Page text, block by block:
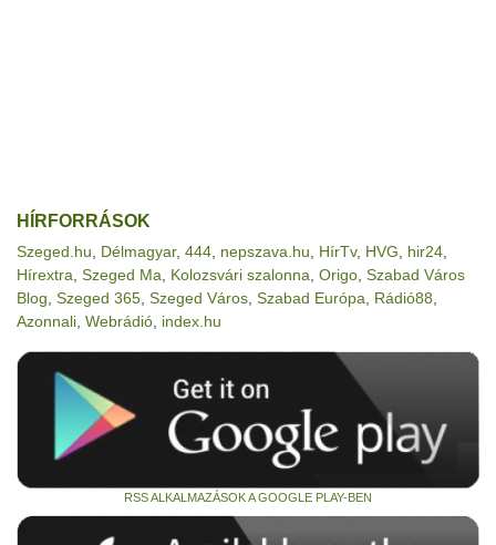
HÍRFORRÁSOK
Szeged.hu Délmagyar, 444 nepszava.hu HírTv, HVG hir24
Hírextra Szeged Ma Kolozsvári szalonna Origo Szabad Város
Blog Szeged 365 Szeged Város Szabad Európa Rádió88
Azonnali Webrádió index.hu
RSS ALKALMAZÁSOK A GOOGLE PLAY-BEN